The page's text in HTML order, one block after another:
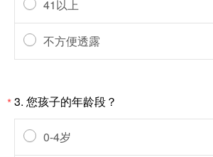
41以上
不方便透露
*3. 您孩子的年龄段？
0-4岁